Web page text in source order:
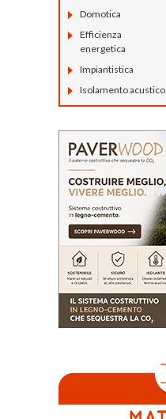
Domotica
Efficienza
energetica
Impiantistica
Isolamento acustico